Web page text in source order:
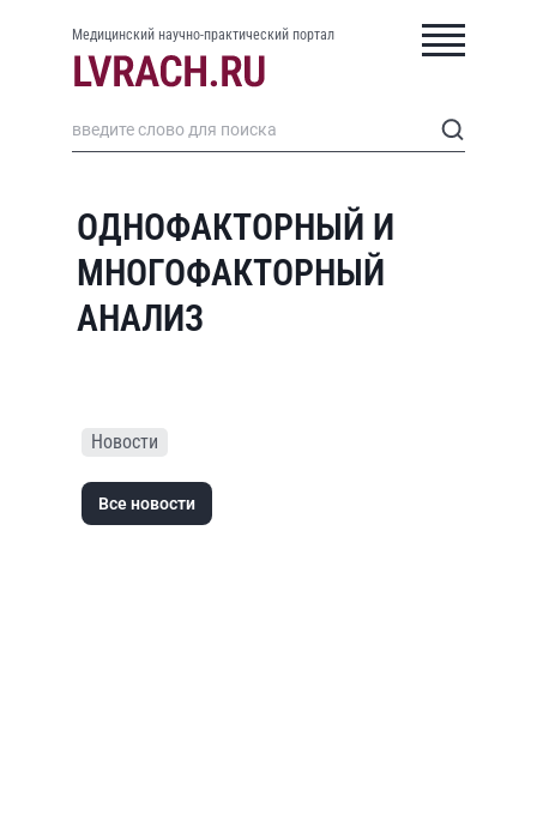
Медицинский научно-практический портал
ОДНОФАКТОРНЫЙ И
МНОГОФАКТОРНЫЙ
АНАЛИЗ
Новости
Все новости